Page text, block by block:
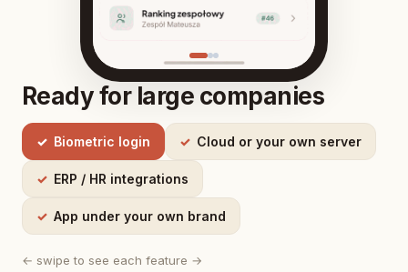
Ready for large companies
Biometric login Cloud or your own server
ERP / HR integrations
App under your own brand
← swipe to see each feature →